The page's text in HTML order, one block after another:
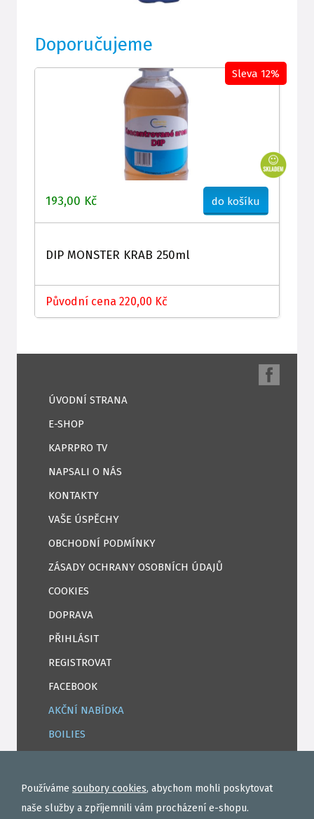
Doporučujeme
193,00 Kč do košíku
DIP MONSTER KRAB 250ml
Původní cena 220,00 Kč
Sleva 12%
ÚVODNÍ STRANA
E-SHOP
KAPRPRO TV
NAPSALI O NÁS
KONTAKTY
VAŠE ÚSPĚCHY
OBCHODNÍ PODMÍNKY
ZÁSADY OCHRANY OSOBNÍCH ÚDAJŮ
COOKIES
DOPRAVA
PŘIHLÁSIT
REGISTROVAT
FACEBOOK
AKČNÍ NABÍDKA
BOILIES
TEKUTÉ
OBALOVAČKY
Používáme soubory cookies, abychom mohli poskytovat
naše služby a zpříjemnili vám procházení e-shopu.